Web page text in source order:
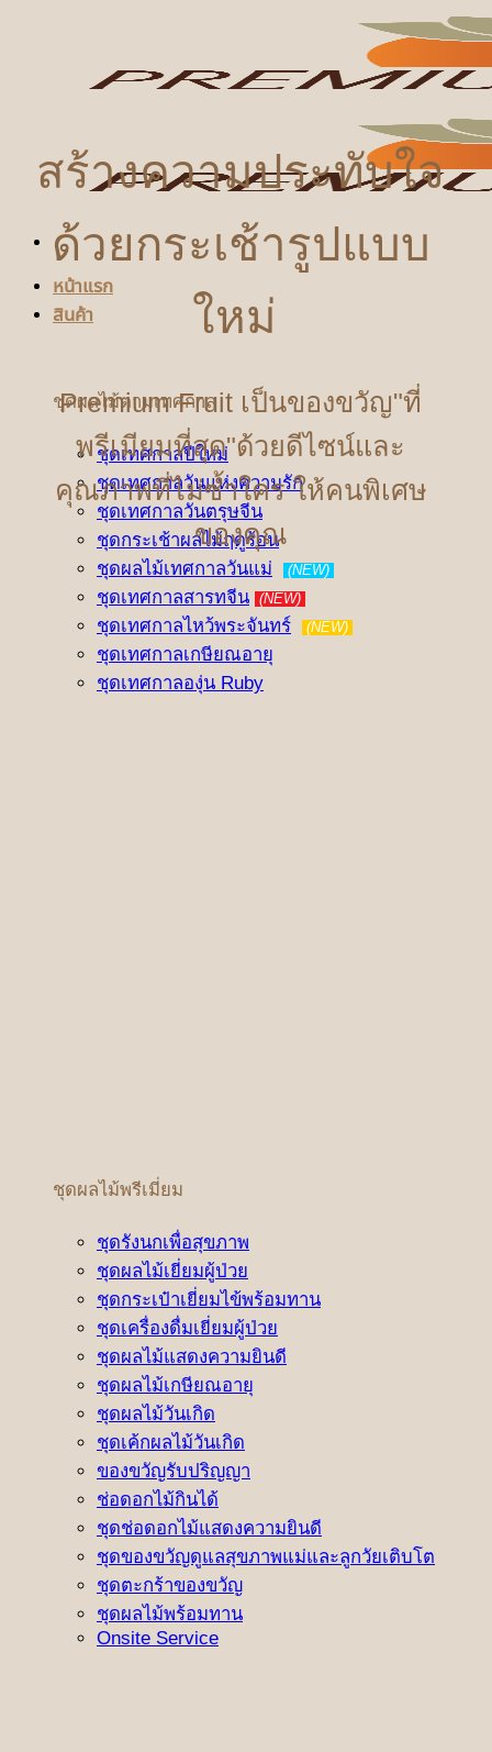
หน้าแรก
สินค้า
ชุดผลไม้ตามเทศกาล
ชุดเทศกาลปีใหม่
ชุดเทศกาลวันแห่งความรัก
ชุดเทศกาลวันตรุษจีน
ชุดกระเช้าผลไม้ฤดูร้อน
ชุดผลไม้เทศกาลวันแม่
(NEW)
ชุดเทศกาลสารทจีน (NEW)
ชุดเทศกาลไหว้พระจันทร์ (NEW)
ชุดเทศกาลเกษียณอายุ
ชุดเทศกาลองุ่น Ruby
ชุดผลไม้พรีเมี่ยม
ชุดรังนกเพื่อสุขภาพ
ชุดผลไม้เยี่ยมผู้ป่วย
ชุดกระเป๋าเยี่ยมไข้พร้อมทาน
ชุดเครื่องดื่มเยี่ยมผู้ป่วย
ชุดผลไม้แสดงความยินดี
ชุดผลไม้เกษียณอายุ
ชุดผลไม้วันเกิด
ชุดเค้กผลไม้วันเกิด
ของขวัญรับปริญญา
ช่อดอกไม้กินได้
ชุดช่อดอกไม้แสดงความยินดี
ชุดของขวัญดูแลสุขภาพแม่และลูกวัยเติบโต
ชุดตะกร้าของขวัญ
ชุดผลไม้พร้อมทาน
Onsite Service
สร้างความประทับใจ
ด้วยกระเช้ารูปแบบ
ใหม่
Premium Fruit เป็นของขวัญ"ที่
พรีเมียมที่สุด"ด้วยดีไซน์และ
คุณภาพที่ไม่ซ้ำใคร ให้คนพิเศษ
ของคุณ